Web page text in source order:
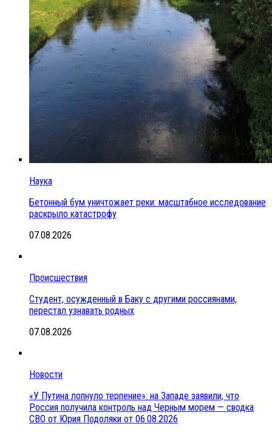
Наука
Бетонный бум уничтожает реки: масштабное исследование
раскрыло катастрофу
07.08.2026
Происшествия
Студент, осужденный в Баку с другими россиянами,
перестал узнавать родных
07.08.2026
Новости
«У Путина лопнуло терпение»: на Западе заявили, что
Россия получила контроль над Черным морем — сводка
СВО от Юрия Подоляки от 06.08.2026